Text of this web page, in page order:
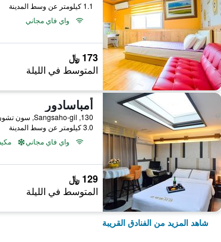
1.1 كيلومتر عن وسط المدينة
واي فاي مجاني
173 ﷼
المتوسط في الليلة
أمباسادور
130, Sangsaho-gil, سون تشون, كوريا الجنوبية
3.0 كيلومتر عن وسط المدينة
واي فاي مجاني
129 ﷼
المتوسط في الليلة
شاهد المزيد من الفنادق القريبة